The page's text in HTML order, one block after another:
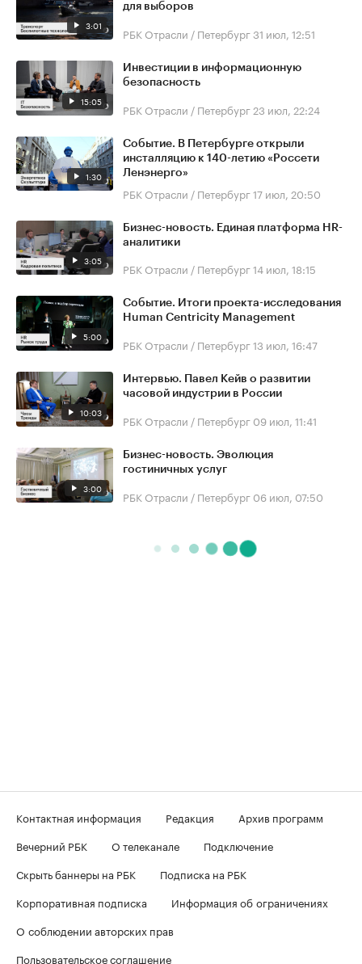
3:01
для выборов
РБК Отрасли / Петербург31 июл, 12:51
15:05
Инвестиции в информационную
безопасность
РБК Отрасли / Петербург 23 июл, 22:24
1:30
Событие. В Петербурге открыли
инсталляцию к 140-летию «Россети
Ленэнерго»
РБК Отрасли / Петербург17 июл, 20:50
3:05
Бизнес-новость. Единая платформа HR-
аналитики
РБК Отрасли / Петербург14 июл, 18:15
5:00
Событие. Итоги проекта-исследования
Human Centricity Management
РБК Отрасли / Петербург13 июл, 16:47
10:03
Интервью. Павел Кейв о развитии
часовой индустрии в России
РБК Отрасли / Петербург 09 июл, 11:41
3:00
Бизнес-новость. Эволюция
гостиничных услуг
РБК Отрасли / Петербург 06 июл, 07:50
Контактная информация Редакция
Архив программ
Вечерний РБК
О телеканале
Подключение
Скрыть баннеры на РБК
Подписка на РБК
Корпоративная подписка
Информация об ограничениях
О соблюдении авторских прав
Пользовательское соглашение